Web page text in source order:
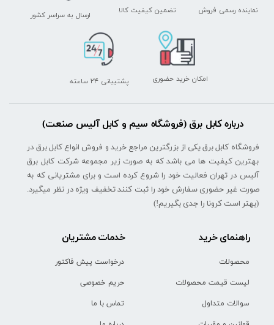
درباره کابل برق (فروشگاه سیم و کابل آلیس صنعت)
فروشگاه کابل برق یکی از بزرگترین مراجع خرید و فروش انواع کابل برق در
بهترین کیفیت ها می باشد که به صورت زیر مجموعه شرکت کابل برق
آلیس در تهران فعالیت خود را شروع کرده است و برای مشتریانی که به
صورت غیر حضوری سفارش خود را ثبت کنند تخفیف ویژه در نظر میگیرد.
(بهتر است کرونا را جدی بگیریم!)
ارسال به سراسر کشور
پشتیبانی ۲۴ ساعته امکان خرید حضوری
تضمین کیفیت کالا نماینده رسمی فروش
راهنمای خرید
محصولات
لیست قیمت محصولات
سوالات متداول
خدمات مشتریان
درخواست پیش فاکتور
حریم خصوصی
تماس با ما